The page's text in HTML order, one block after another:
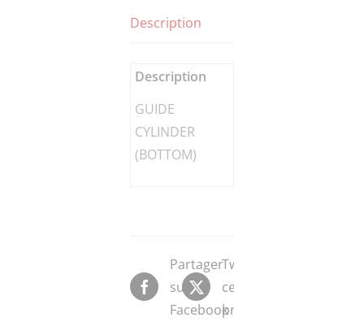
Description
Description
GUIDE
CYLINDER
(BOTTOM)
Partager
sur
Facebook
Tweeter
ce
produit